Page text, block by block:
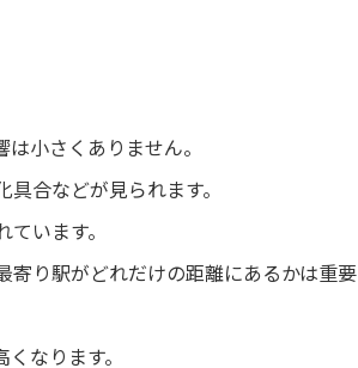
小さくありません。
合などが見られます。
います。
り駅がどれだけの距離にあるかは重要
なります。